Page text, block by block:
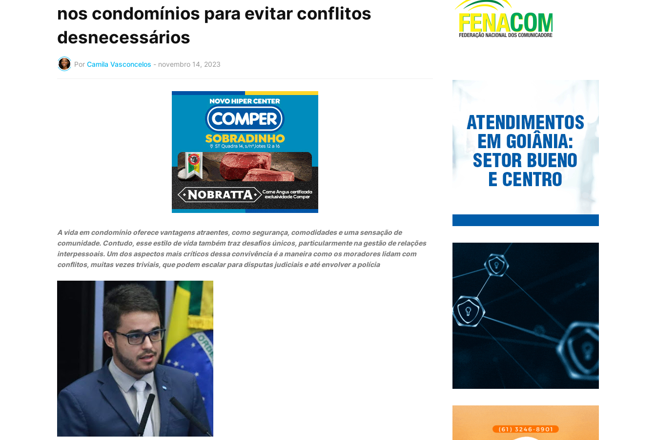
nos condomínios para evitar conflitos
desnecessários
Por Camila Vasconcelos - novembro 14, 2023
A vida em condomínio oferece vantagens atraentes, como segurança, comodidades e uma sensação de
comunidade. Contudo, esse estilo de vida também traz desafios únicos, particularmente na gestão de relações
interpessoais. Um dos aspectos mais críticos dessa convivência é a maneira como os moradores lidam com
conflitos, muitas vezes triviais, que podem escalar para disputas judiciais e até envolver a polícia